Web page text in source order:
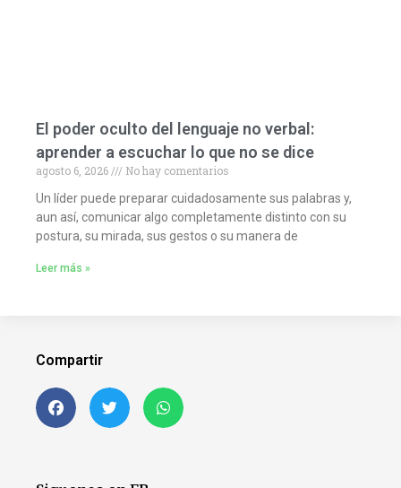
El poder oculto del lenguaje no verbal:
aprender a escuchar lo que no se dice
agosto 6, 2026
No hay comentarios
Un líder puede preparar cuidadosamente sus palabras y,
aun así, comunicar algo completamente distinto con su
postura, su mirada, sus gestos o su manera de
Leer más »
Compartir